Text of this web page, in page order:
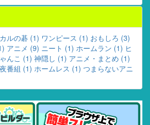
ルの碁 (1) ワンピース (1) おもしろ (3)
アニメ (9) ニート (1) ホームラン (1) ヒ
んこ (1) 神隠し (1) アニメ・まとめ (1)
番組 (1) ホームレス (1) つまらないアニ